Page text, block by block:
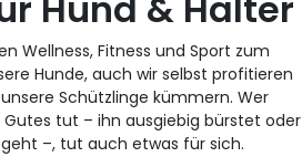
Wellness, Fitness und Sport zum
Hunde, auch wir selbst profitieren
Schützlinge kümmern. Wer
tut – ihn ausgiebig bürstet oder
–, tut auch etwas für sich.